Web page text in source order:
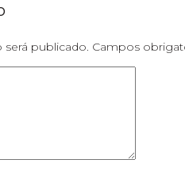
publicado. Campos